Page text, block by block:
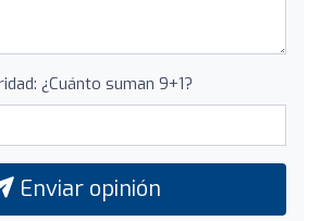
¿Cuánto suman 9+1?
Enviar opinión